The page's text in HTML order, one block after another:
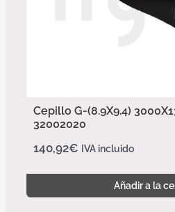
Cepillo G-(8.9X9.4)
32002020
140,92€ IVA incluido
Añadir a la